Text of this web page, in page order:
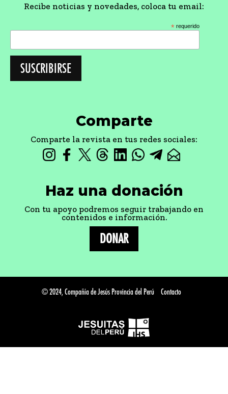
Recibe noticias y novedades, coloca tu email:
* requerido
Comparte
Comparte la revista en tus redes sociales:
Haz una donación
Con tu apoyo podremos seguir trabajando en
contenidos e información.
DONAR
© 2024, Compañía de Jesús Provincia del Perú Contacto